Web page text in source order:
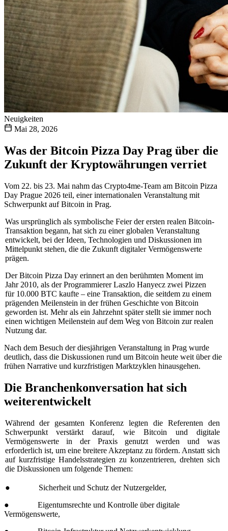
Neuigkeiten
Mai 28, 2026
Was der Bitcoin Pizza Day Prag über die
Zukunft der Kryptowährungen verriet
Vom 22. bis 23. Mai nahm das Crypto4me-Team am Bitcoin Pizza
Day Prague 2026 teil, einer internationalen Veranstaltung mit
Schwerpunkt auf Bitcoin in Prag.
Was ursprünglich als symbolische Feier der ersten realen Bitcoin-
Transaktion begann, hat sich zu einer globalen Veranstaltung
entwickelt, bei der Ideen, Technologien und Diskussionen im
Mittelpunkt stehen, die die Zukunft digitaler Vermögenswerte
prägen.
Der Bitcoin Pizza Day erinnert an den berühmten Moment im
Jahr 2010, als der Programmierer Laszlo Hanyecz zwei Pizzen
für 10.000 BTC kaufte – eine Transaktion, die seitdem zu einem
prägenden Meilenstein in der frühen Geschichte von Bitcoin
geworden ist. Mehr als ein Jahrzehnt später stellt sie immer noch
einen wichtigen Meilenstein auf dem Weg von Bitcoin zur realen
Nutzung dar.
Nach dem Besuch der diesjährigen Veranstaltung in Prag wurde
deutlich, dass die Diskussionen rund um Bitcoin heute weit über die
frühen Narrative und kurzfristigen Marktzyklen hinausgehen.
Die Branchenkonversation hat sich
weiterentwickelt
Während der gesamten Konferenz legten die Referenten den
Schwerpunkt verstärkt darauf, wie Bitcoin und digitale
Vermögenswerte in der Praxis genutzt werden und was
erforderlich ist, um eine breitere Akzeptanz zu fördern. Anstatt sich
auf kurzfristige Handelsstrategien zu konzentrieren, drehten sich
die Diskussionen um folgende Themen:
● Sicherheit und Schutz der Nutzergelder,
● Eigentumsrechte und Kontrolle über digitale
Vermögenswerte,